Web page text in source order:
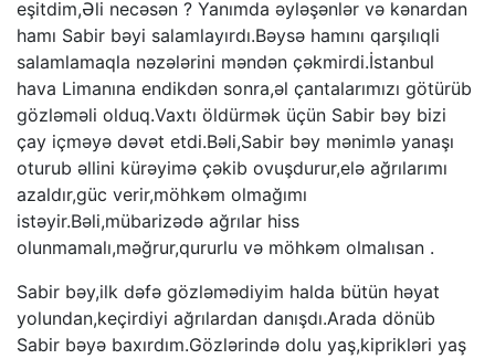
eşitdim,Əli necəsən ? Yanımda əyləşənlər və kənardan
hamı Sabir bəyi salamlayırdı.Bəysə hamını qarşılıqli
salamlamaqla nəzələrini məndən çəkmirdi.İstanbul
hava Limanına endikdən sonra,əl çantalarımızı götürüb
gözləməli olduq.Vaxtı öldürmək üçün Sabir bəy bizi
çay içməyə dəvət etdi.Bəli,Sabir bəy mənimlə yanaşı
oturub əllini kürəyimə çəkib ovuşdurur,elə ağrılarımı
azaldır,güc verir,möhkəm olmağımı
istəyir.Bəli,mübarizədə ağrılar hiss
olunmamalı,məğrur,qururlu və möhkəm olmalısan .
Sabir bəy,ilk dəfə gözləmədiyim halda bütün həyat
yolundan,keçirdiyi ağrılardan danışdı.Arada dönüb
Sabir bəyə baxırdım.Gözlərində dolu yaş,kiprikləri yaş